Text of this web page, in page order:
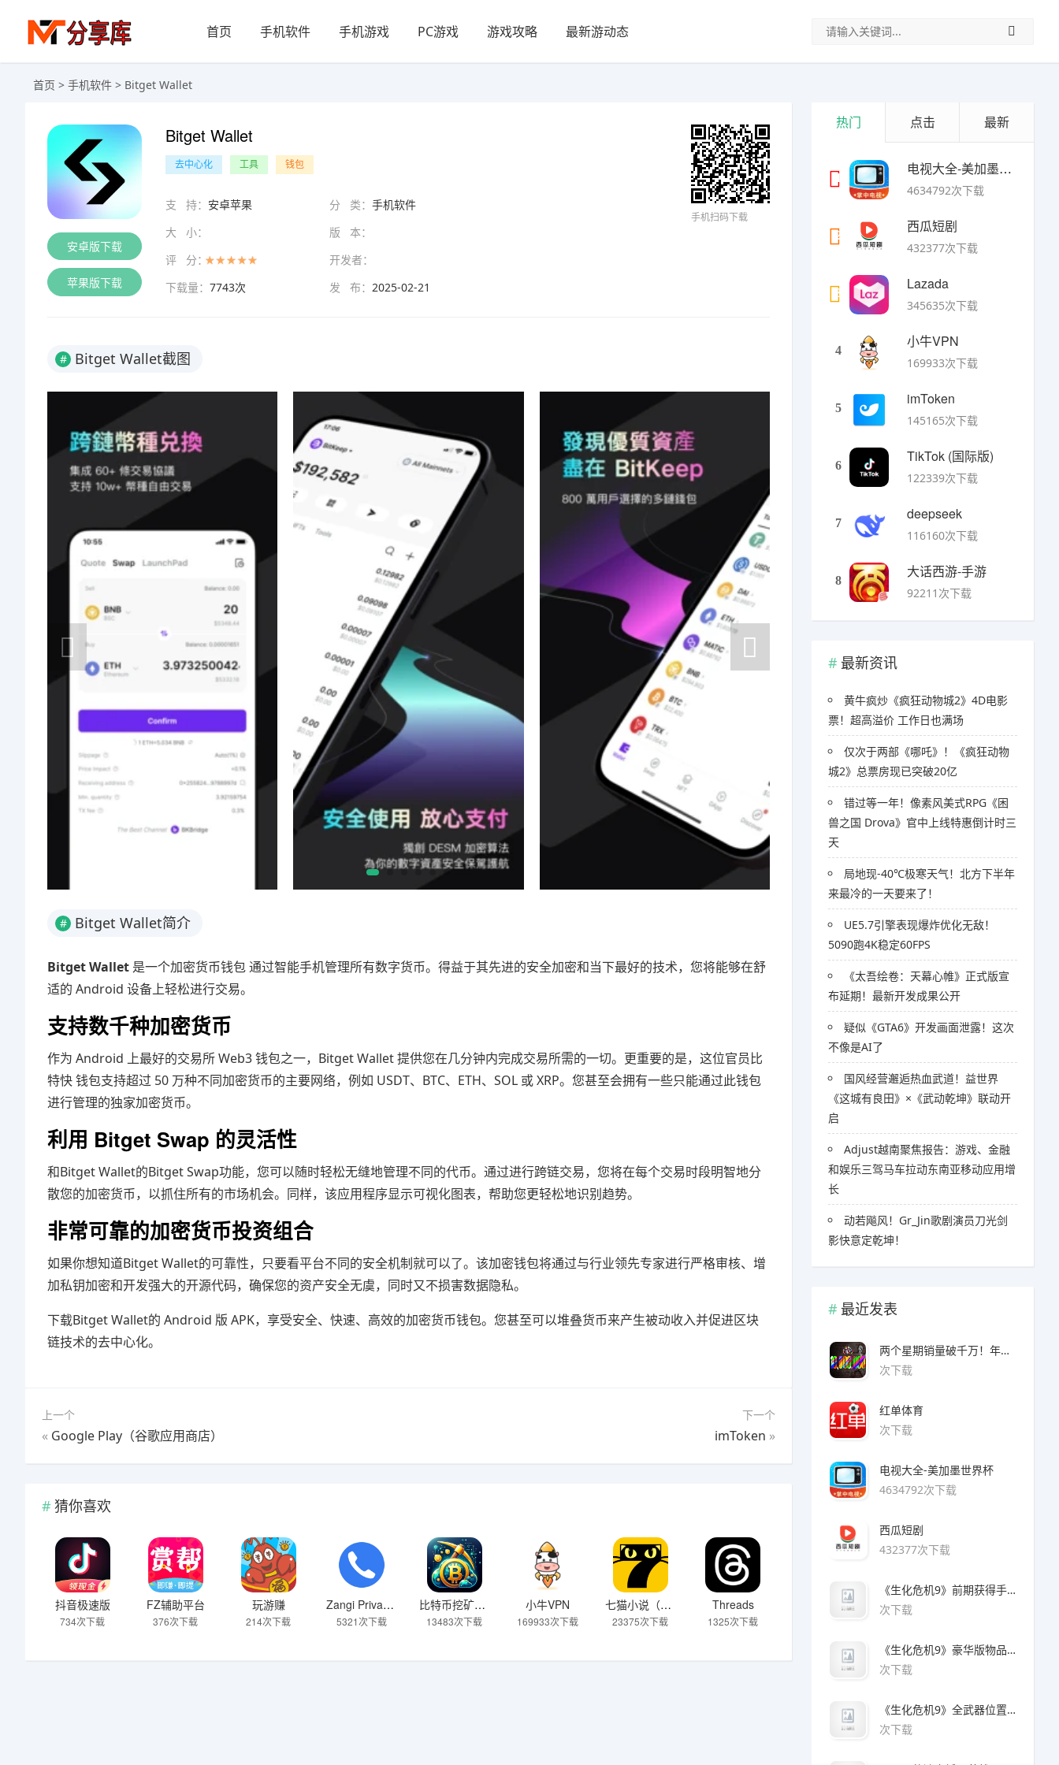
首页 手机软件 手机游戏 PC游戏 游戏攻略 最新游动态
首页 > 手机软件 > Bitget Wallet
安卓版下载
苹果版下载
Bitget Wallet
去中心化 工具 钱包
支 持： 安卓苹果 分 类： 手机软件
大 小：
版 本：
评 分：
开发者：
下载量： 7743次 发 布： 2025-02-21
手机扫码下载
# Bitget Wallet截图
# Bitget Wallet简介
Bitget Wallet 是一个加密货币钱包 通过智能手机管理所有数字货币。得益于其先进的安全加密和当下最好的技术，您将能够在舒
适的 Android 设备上轻松进行交易。
支持数千种加密货币
作为 Android 上最好的交易所 Web3 钱包之一，Bitget Wallet 提供您在几分钟内完成交易所需的一切。更重要的是，这位官员比
特快 钱包支持超过 50 万种不同加密货币的主要网络，例如 USDT、BTC、ETH、SOL 或 XRP。您甚至会拥有一些只能通过此钱包
进行管理的独家加密货币。
利用 Bitget Swap 的灵活性
和Bitget Wallet的Bitget Swap功能，您可以随时轻松无缝地管理不同的代币。通过进行跨链交易，您将在每个交易时段明智地分
散您的加密货币，以抓住所有的市场机会。同样，该应用程序显示可视化图表，帮助您更轻松地识别趋势。
非常可靠的加密货币投资组合
如果你想知道Bitget Wallet的可靠性，只要看平台不同的安全机制就可以了。该加密钱包将通过与行业领先专家进行严格审核、增
加私钥加密和开发强大的开源代码，确保您的资产安全无虞，同时又不损害数据隐私。
下载Bitget Wallet的 Android 版 APK，享受安全、快速、高效的加密货币钱包。您甚至可以堆叠货币来产生被动收入并促进区块
链技术的去中心化。
上一个
« Google Play（谷歌应用商店）
下一个
imToken »
猜你喜欢
抖音极速版
734次下载
FZ辅助平台
376次下载
玩游赚
214次下载
Zangi Private Messenger
5321次下载
比特币挖矿（加密矿工）
13483次下载
小牛VPN
169933次下载
七猫小说（免费）
23375次下载
Threads
1325次下载
热门 点击 最新
1
电视大全-美加墨世界杯
4634792次下载
2
西瓜短剧
432377次下载
3
Lazada
345635次下载
4
小牛VPN
169933次下载
5
imToken
145165次下载
6
TikTok (国际版)
122339次下载
7
deepseek
116160次下载
8
大话西游-手游
92211次下载
最新资讯
黄牛疯炒《疯狂动物城2》4D电影
票！超高溢价 工作日也满场
仅次于两部《哪吒》！《疯狂动物
城2》总票房现已突破20亿
错过等一年！像素风美式RPG《困
兽之国 Drova》官中上线特惠倒计时三
天
局地现-40℃极寒天气！北方下半年
来最冷的一天要来了！
UE5.7引擎表现爆炸优化无敌！
5090跑4K稳定60FPS
《太吾绘卷：天幕心帷》正式版宣
布延期！最新开发成果公开
疑似《GTA6》开发画面泄露！这次
不像是AI了
国风经营邂逅热血武道！益世界
《这城有良田》×《武动乾坤》联动开
启
Adjust越南聚焦报告：游戏、金融
和娱乐三驾马车拉动东南亚移动应用增
长
​​动若飚风！Gr_Jin歌剧演员刀光剑
影快意定乾坤！
最近发表
两个星期销量破千万！年度爆款诞生了 3A看了都眼红
次下载
红单体育
次下载
电视大全-美加墨世界杯
4634792次下载
西瓜短剧
432377次下载
《生化危机9》前期获得手枪方法
次下载
《生化危机9》豪华版物品领取方法
次下载
《生化危机9》全武器位置及解锁方法
次下载